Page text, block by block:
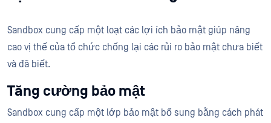
Sandbox cung cấp một loạt các lợi ích bảo mật giúp nâng
cao vị thế của tổ chức chống lại các rủi ro bảo mật chưa biết
và đã biết.
Tăng cường bảo mật
Sandbox cung cấp một lớp bảo mật bổ sung bằng cách phát